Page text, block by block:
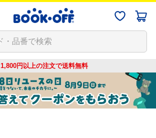
1,800円以上の注文で送料無料